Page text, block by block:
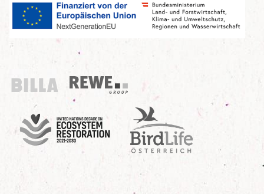
Billa
REWE Group
UN Decade
Birdlife